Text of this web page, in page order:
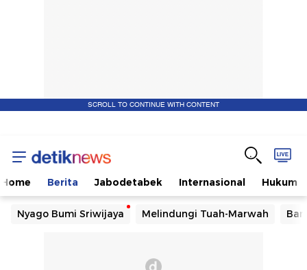
SCROLL TO CONTINUE WITH CONTENT
Home Berita Jabodetabek Internasional Hukum
Nyago Bumi Sriwijaya Melindungi Tuah-Marwah